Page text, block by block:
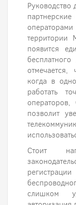
Руководство
территории
появится
отмечается,
когда в
работать
операторов,
позволит
Стоит
слишком